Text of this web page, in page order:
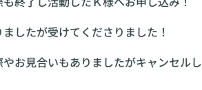
したが受けてくださりました！
お見合いもありましたがキャンセルし